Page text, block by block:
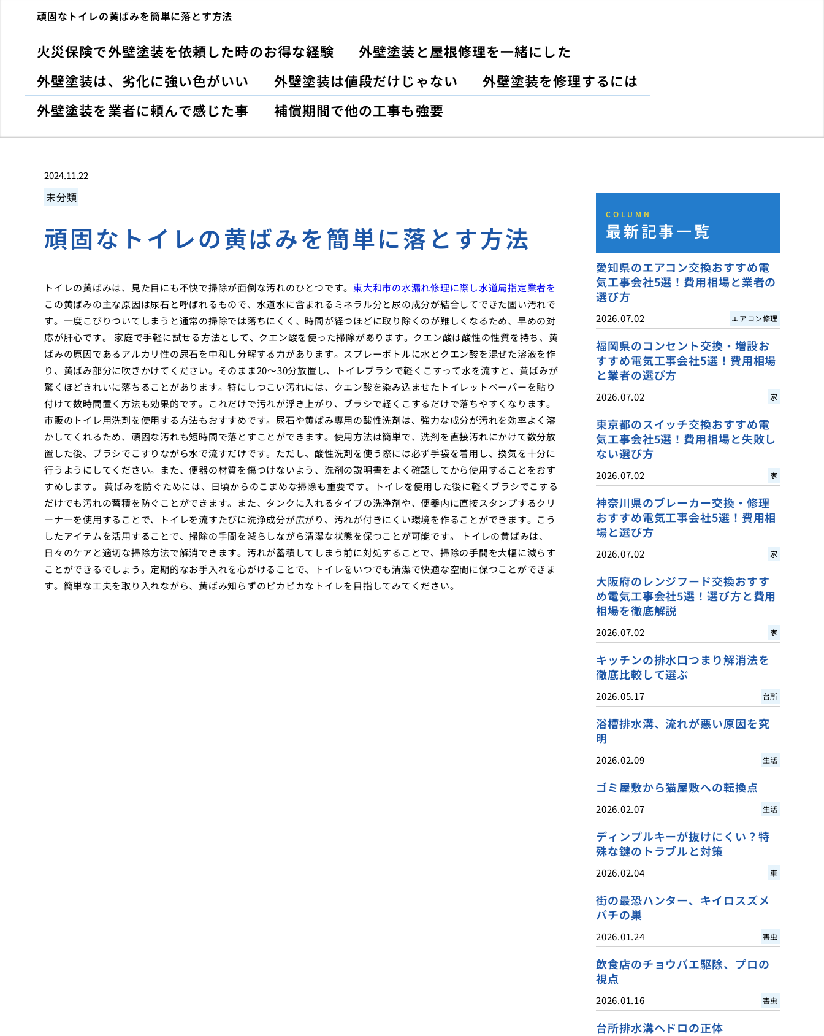
頑固なトイレの黄ばみを簡単に落とす方法
火災保険で外壁塗装を依頼した時のお得な経験
外壁塗装と屋根修理を一緒にした
外壁塗装は、劣化に強い色がいい
外壁塗装は値段だけじゃない
外壁塗装を修理するには
外壁塗装を業者に頼んで感じた事
補償期間で他の工事も強要
2024.11.22
未分類
頑固なトイレの黄ばみを簡単に落とす方法
トイレの黄ばみは、見た目にも不快で掃除が面倒な汚れのひとつです。 東大和市の水漏れ修理に際し水道局指定業者を
この黄ばみの主な原因は尿石と呼ばれるもので、水道水に含まれるミネラル分と尿の成分が結合してできた固い汚れで
す。一度こびりついてしまうと通常の掃除では落ちにくく、時間が経つほどに取り除くのが難しくなるため、早めの対
応が肝心です。 家庭で手軽に試せる方法として、クエン酸を使った掃除があります。クエン酸は酸性の性質を持ち、黄
ばみの原因であるアルカリ性の尿石を中和し分解する力があります。スプレーボトルに水とクエン酸を混ぜた溶液を作
り、黄ばみ部分に吹きかけてください。そのまま20〜30分放置し、トイレブラシで軽くこすって水を流すと、黄ばみが
驚くほどきれいに落ちることがあります。特にしつこい汚れには、クエン酸を染み込ませたトイレットペーパーを貼り
付けて数時間置く方法も効果的です。これだけで汚れが浮き上がり、ブラシで軽くこするだけで落ちやすくなります。
市販のトイレ用洗剤を使用する方法もおすすめです。尿石や黄ばみ専用の酸性洗剤は、強力な成分が汚れを効率よく溶
かしてくれるため、頑固な汚れも短時間で落とすことができます。使用方法は簡単で、洗剤を直接汚れにかけて数分放
置した後、ブラシでこすりながら水で流すだけです。ただし、酸性洗剤を使う際には必ず手袋を着用し、換気を十分に
行うようにしてください。また、便器の材質を傷つけないよう、洗剤の説明書をよく確認してから使用することをおす
すめします。 黄ばみを防ぐためには、日頃からのこまめな掃除も重要です。トイレを使用した後に軽くブラシでこする
だけでも汚れの蓄積を防ぐことができます。また、タンクに入れるタイプの洗浄剤や、便器内に直接スタンプするクリ
ーナーを使用することで、トイレを流すたびに洗浄成分が広がり、汚れが付きにくい環境を作ることができます。こう
したアイテムを活用することで、掃除の手間を減らしながら清潔な状態を保つことが可能です。 トイレの黄ばみは、
日々のケアと適切な掃除方法で解消できます。汚れが蓄積してしまう前に対処することで、掃除の手間を大幅に減らす
ことができるでしょう。定期的なお手入れを心がけることで、トイレをいつでも清潔で快適な空間に保つことができま
す。簡単な工夫を取り入れながら、黄ばみ知らずのピカピカなトイレを目指してみてください。
COLUMN
最新記事一覧
愛知県のエアコン交換おすすめ電
気工事会社5選！費用相場と業者の
選び方
2026.07.02 エアコン修理
福岡県のコンセント交換・増設お
すすめ電気工事会社5選！費用相場
と業者の選び方
2026.07.02 家
東京都のスイッチ交換おすすめ電
気工事会社5選！費用相場と失敗し
ない選び方
2026.07.02 家
神奈川県のブレーカー交換・修理
おすすめ電気工事会社5選！費用相
場と選び方
2026.07.02 家
大阪府のレンジフード交換おすす
め電気工事会社5選！選び方と費用
相場を徹底解説
2026.07.02 家
キッチンの排水口つまり解消法を
徹底比較して選ぶ
2026.05.17 台所
浴槽排水溝、流れが悪い原因を究
明
2026.02.09 生活
ゴミ屋敷から猫屋敷への転換点
2026.02.07 生活
ディンプルキーが抜けにくい？特
殊な鍵のトラブルと対策
2026.02.04 車
街の最恐ハンター、キイロスズメ
バチの巣
2026.01.24 害虫
飲食店のチョウバエ駆除、プロの
視点
2026.01.16 害虫
台所排水溝ヘドロの正体